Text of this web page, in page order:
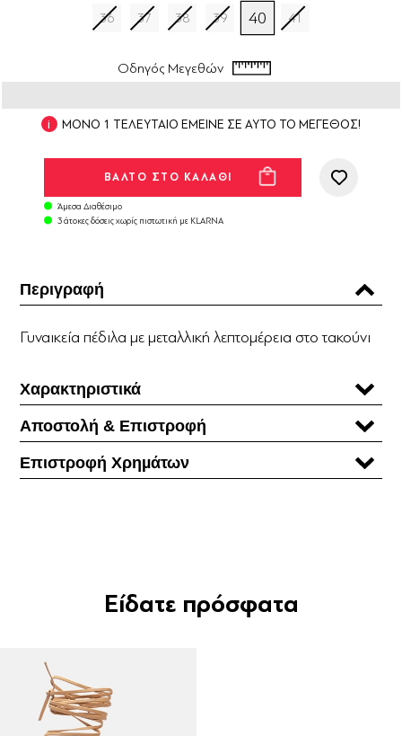
36 37 38 39 40 41
Οδηγός Μεγεθών
ΜΟΝΟ 1 ΤΕΛΕΥΤΑΙΟ ΕΜΕΙΝΕ ΣΕ ΑΥΤΟ ΤΟ ΜΕΓΕΘΟΣ!
Άμεσα Διαθέσιμο
3 άτοκες δόσεις χωρίς πιστωτική με KLARNA
Περιγραφή
Γυναικεία πέδιλα με μεταλλική λεπτομέρεια στο τακούνι
Χαρακτηριστικά
Αποστολή & Επιστροφή
Επιστροφή Χρηµάτων
Είδατε πρόσφατα